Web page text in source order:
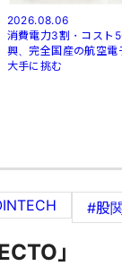
2026.08.06
消費電力3割・コス
興、完全国産の航空
大手に挑む
#股
」